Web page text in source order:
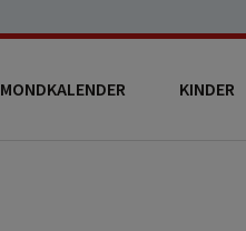
MONDKALENDER KINDER